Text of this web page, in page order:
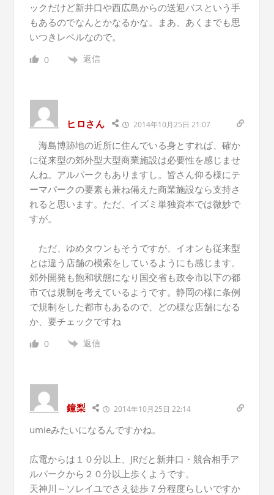
ックだけど新井口や西広島からの送迎バスという手
もあるのでなんとかなるかな。まあ、あくまでも思
いつきレベルなので。
0 返信
ヒロさん 2014年10月25日 21:07
海島博跡地の近所に住んでいる身とすれば、確か
に従来型の郊外型大型商業施設は必要性を感じませ
んね。アルパークもありますし。皆さん仰る様にテ
ーマパークの要素も兼ね備えた商業施設なら支持さ
れると思います。ただ、イズミ単独資本では微妙で
すが。
ただ、ゆめタウンもそうですが、イオンも従来型
とは違う店舗の模索をしているようにも感じます。
郊外開発も飽和状態になり国交省も政令市以下の都
市では規制を考えているようです。静岡の様に条例
で規制をした都市もあるので、どの様な店舗になる
か、要チェックですね
0 返信
鐘梨 2014年10月25日 22:14
umieみたいになるんですかね。
広電からは１０分以上、JRだと新井口・競合相手ア
ルパークから２０分以上歩くようです。
天神川～ソレイユでさえ徒歩７分程度らしいですか